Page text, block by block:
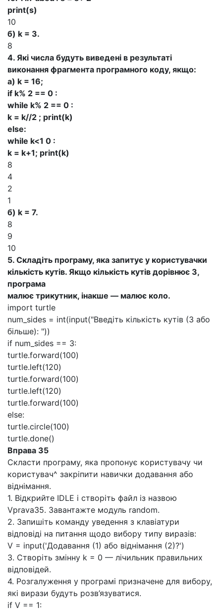
print(s)
10
б) k = 3.
8
4. Які числа будуть виведені в результаті
виконання фрагмента програмного коду, якщо:
a) k = 16;
if k% 2 == 0 :
while k% 2 == 0 :
k = k//2 ; print(k)
else:
while k<1 0 :
k = k+1; print(k)
8
4
2
1
б) k = 7.
8
9
10
5. Складіть програму, яка запитує у користувачки
кількість кутів. Якщо кількість кутів дорівнює 3,
програма
малює трикутник, інакше — малює коло.
import turtle
num_sides = int(input("Введіть кількість кутів (3 або
більше): "))
if num_sides == 3:
turtle.forward(100)
turtle.left(120)
turtle.forward(100)
turtle.left(120)
turtle.forward(100)
else:
turtle.circle(100)
turtle.done()
Вправа 35
Скласти програму, яка пропонує користувачу чи
користувач^ закріпити навички додавання або
віднімання.
1. Відкрийте IDLE і створіть файл із назвою
Vprava35. Завантажте модуль random.
2. Запишіть команду уведення з клавіатури
відповіді на питання щодо вибору типу виразів:
V = іnput('Додавання (1) або віднімання (2)?')
3. Створіть змінну k = 0 — лічильник правильних
відповідей.
4. Розгалуження у програмі призначене для вибору,
які вирази будуть розв’язуватися.
if V == 1: